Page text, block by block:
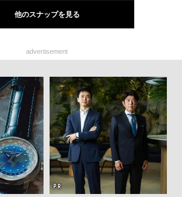
他のスナップを見る
advertisement